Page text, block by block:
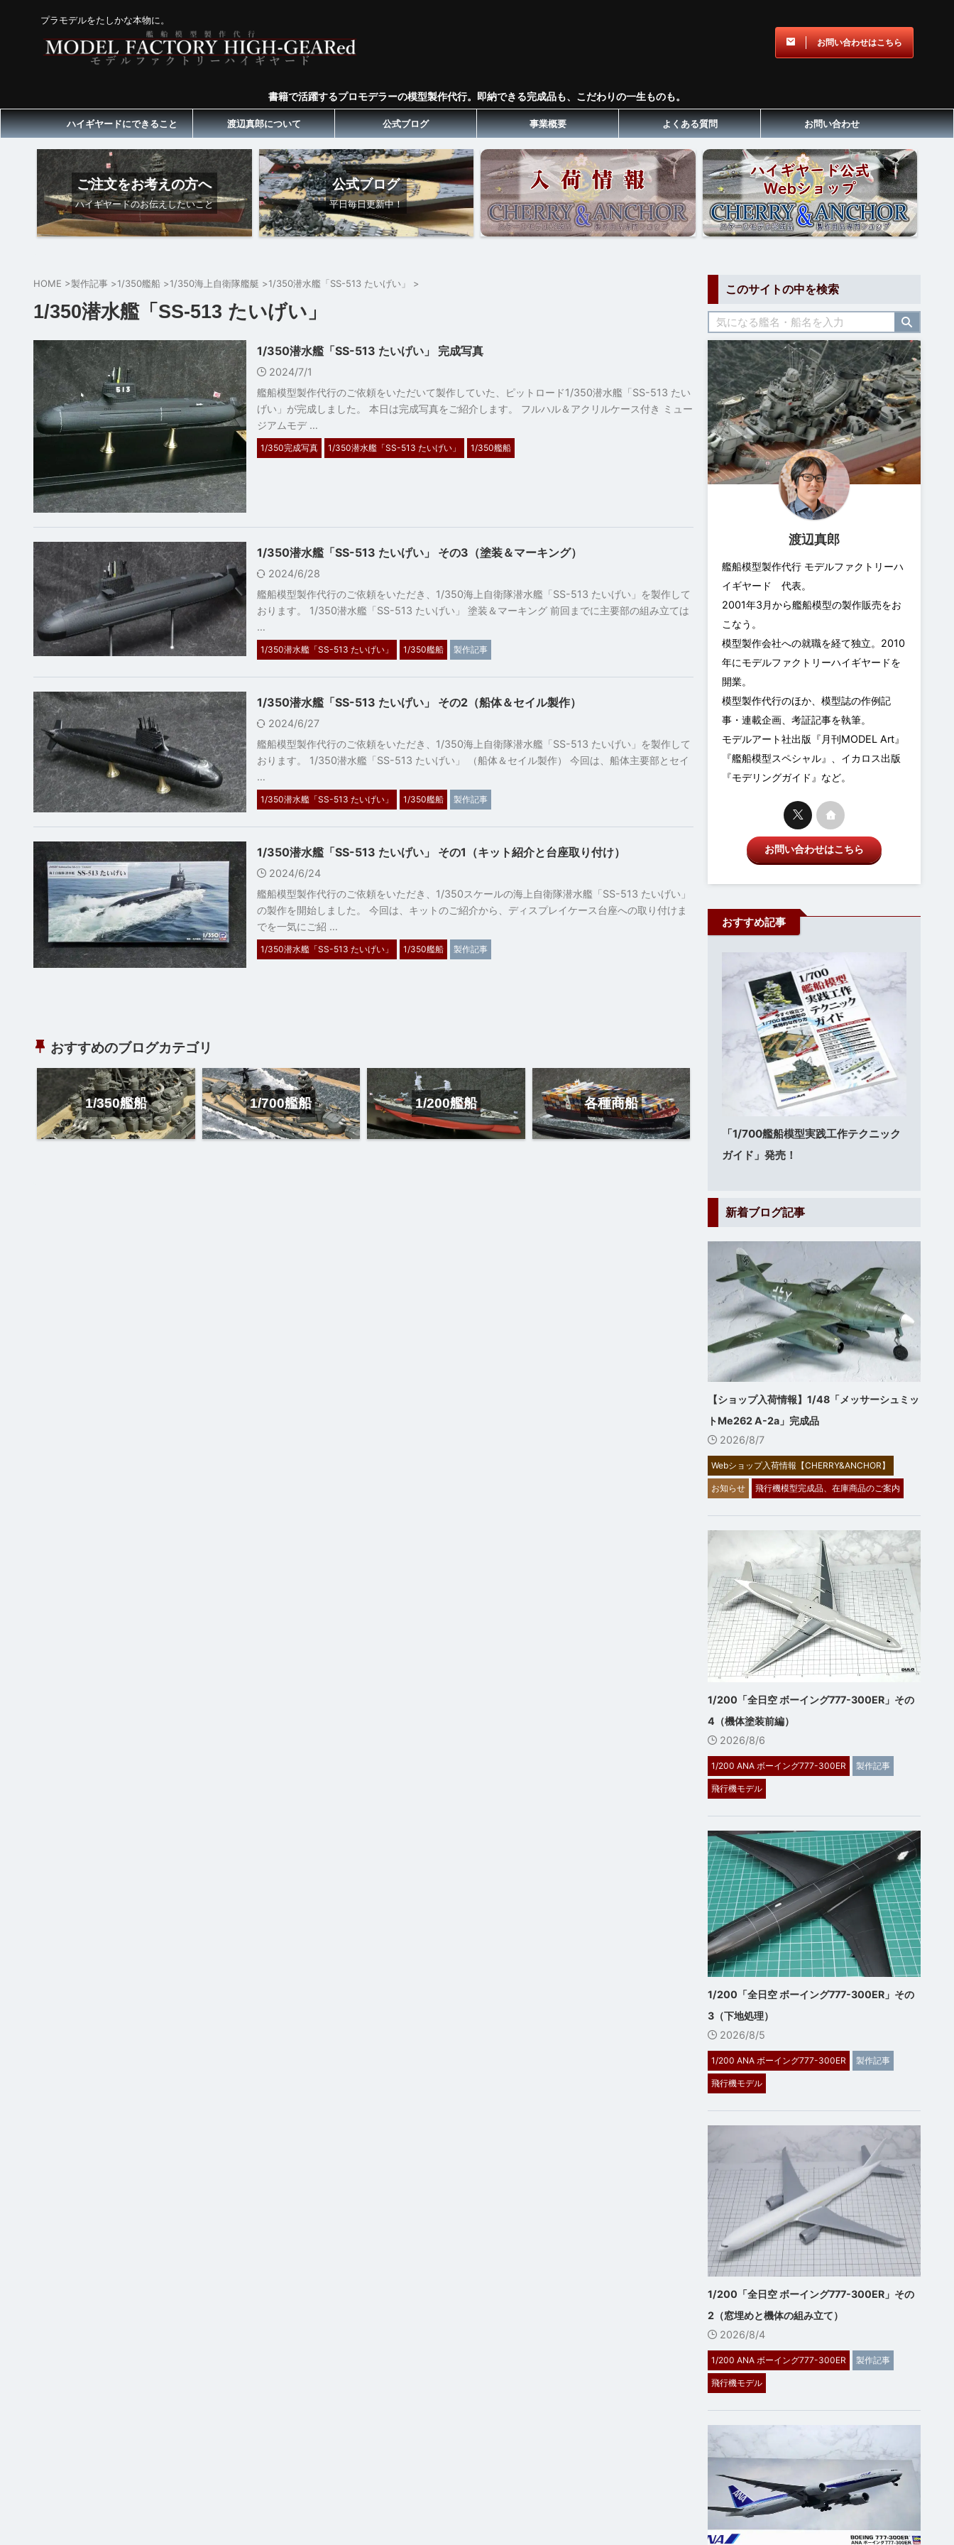
プラモデルをたしかな本物に。
お問い合わせはこちら
書籍で活躍するプロモデラーの模型製作代行。即納できる完成品も、こだわりの一生ものも。
ハイギヤードにできること 渡辺真郎について 公式ブログ 事業概要 よくある質問 お問い合わせ
ご注文をお考えの方へ
ハイギヤードのお伝えしたいこと
公式ブログ
平日毎日更新中！
HOME >製作記事 >1/350艦船 >1/350海上自衛隊艦艇 >1/350潜水艦「SS-513 たいげい」 >
1/350潜水艦「SS-513 たいげい」
1/350潜水艦「SS-513 たいげい」 完成写真
2024/7/1
艦船模型製作代行のご依頼をいただいて製作していた、ピットロード1/350潜水艦「SS-513 たい
げい」が完成しました。 本日は完成写真をご紹介します。 フルハル＆アクリルケース付き ミュー
ジアムモデ …
1/350完成写真 1/350潜水艦「SS-513 たいげい」 1/350艦船
1/350潜水艦「SS-513 たいげい」 その3（塗装＆マーキング）
2024/6/28
艦船模型製作代行のご依頼をいただき、1/350海上自衛隊潜水艦「SS-513 たいげい」を製作して
おります。 1/350潜水艦「SS-513 たいげい」 塗装＆マーキング 前回までに主要部の組み立ては
…
1/350潜水艦「SS-513 たいげい」 1/350艦船 製作記事
1/350潜水艦「SS-513 たいげい」 その2（船体＆セイル製作）
2024/6/27
艦船模型製作代行のご依頼をいただき、1/350海上自衛隊潜水艦「SS-513 たいげい」を製作して
おります。 1/350潜水艦「SS-513 たいげい」 （船体＆セイル製作） 今回は、船体主要部とセイ
…
1/350潜水艦「SS-513 たいげい」 1/350艦船 製作記事
1/350潜水艦「SS-513 たいげい」 その1（キット紹介と台座取り付け）
2024/6/24
艦船模型製作代行のご依頼をいただき、1/350スケールの海上自衛隊潜水艦「SS-513 たいげい」
の製作を開始しました。 今回は、キットのご紹介から、ディスプレイケース台座への取り付けま
でを一気にご紹 …
1/350潜水艦「SS-513 たいげい」 1/350艦船 製作記事
おすすめのブログカテゴリ
1/350艦船 1/700艦船 1/200艦船 各種商船
このサイトの中を検索
渡辺真郎
艦船模型製作代行 モデルファクトリーハ
イギヤード 代表。
2001年3月から艦船模型の製作販売をお
こなう。
模型製作会社への就職を経て独立。2010
年にモデルファクトリーハイギヤードを
開業。
模型製作代行のほか、模型誌の作例記
事・連載企画、考証記事を執筆。
モデルアート社出版『月刊MODEL Art』
『艦船模型スペシャル』、イカロス出版
『モデリングガイド』など。
お問い合わせはこちら
おすすめ記事
「1/700艦船模型実践工作テクニック
ガイド」発売！
新着ブログ記事
【ショップ入荷情報】1/48「メッサーシュミッ
トMe262 A-2a」完成品
2026/8/7
Webショップ入荷情報【CHERRY&ANCHOR】
お知らせ 飛行機模型完成品、在庫商品のご案内
1/200「全日空 ボーイング777-300ER」その
4（機体塗装前編）
2026/8/6
1/200 ANA ボーイング777-300ER 製作記事
飛行機モデル
1/200「全日空 ボーイング777-300ER」その
3（下地処理）
2026/8/5
1/200 ANA ボーイング777-300ER 製作記事
飛行機モデル
1/200「全日空 ボーイング777-300ER」その
2（窓埋めと機体の組み立て）
2026/8/4
1/200 ANA ボーイング777-300ER 製作記事
飛行機モデル